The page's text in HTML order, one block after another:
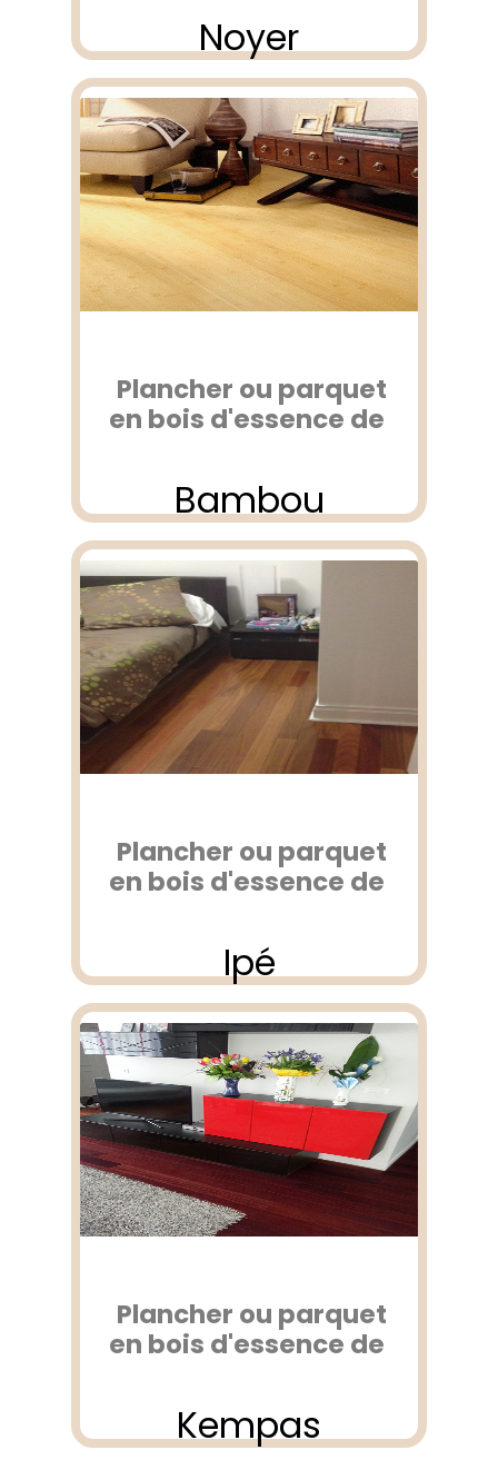
Noyer
Plancher ou parquet
en bois d'essence de
Bambou
Plancher ou parquet
en bois d'essence de
Ipé
Plancher ou parquet
en bois d'essence de
Kempas